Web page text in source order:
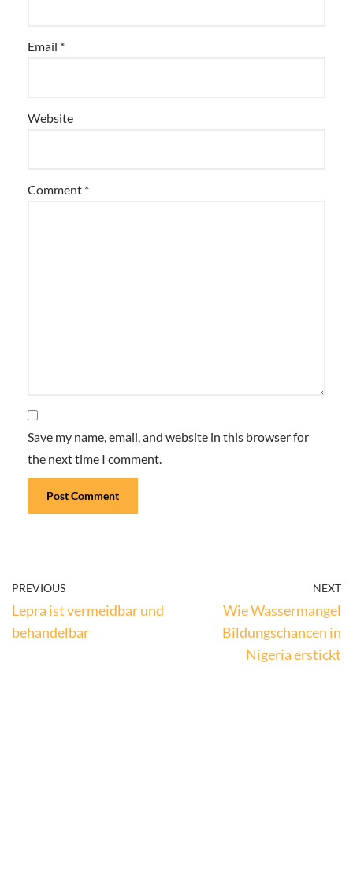
Email *
Website
Comment *
Save my name, email, and website in this browser for
the next time I comment.
PREVIOUS
Lepra ist vermeidbar und
behandelbar
NEXT
Wie Wassermangel
Bildungschancen in
Nigeria erstickt